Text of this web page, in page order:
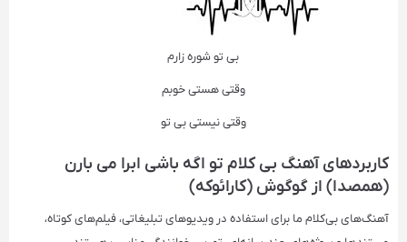
بی تو شوره زارم
وقتی هستی خوبم
وقتی نیستی بی تو
کاربردهای آهنگ بی کلام تو اگه باشی ابرا می بارن
(همصدا) از گوگوش (کارائوکه)
آهنگ‌های بی‌کلام ما برای استفاده در ویدیوهای تبلیغاتی، فیلم‌های کوتاه،